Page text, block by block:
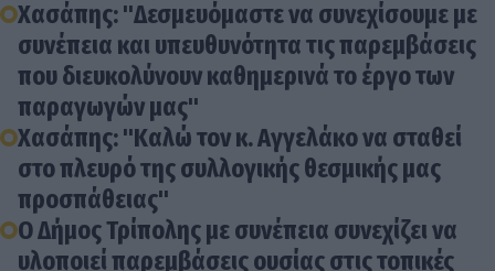
Χασάπης: "Δεσμευόμαστε να συνεχίσουμε με
συνέπεια και υπευθυνότητα τις παρεμβάσεις
που διευκολύνουν καθημερινά το έργο των
παραγωγών μας"
Χασάπης: "Καλώ τον κ. Αγγελάκο να σταθεί
στο πλευρό της συλλογικής θεσμικής μας
προσπάθειας"
Ο Δήμος Τρίπολης με συνέπεια συνεχίζει να
υλοποιεί παρεμβάσεις ουσίας στις τοπικές